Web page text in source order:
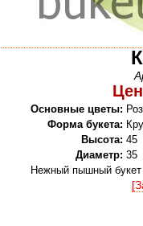
Основные цветы:
Форма букета:
Высота: 45
Диаметр: 35
Нежный пышный букет